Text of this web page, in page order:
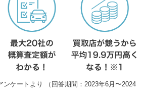
ンケートより （回答期間：2023年6月〜2024